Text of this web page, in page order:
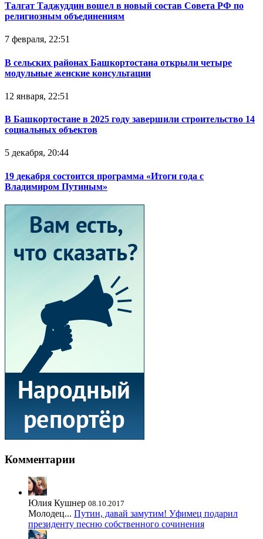
Талгат Таджуддин вошел в новый состав Совета РФ по
религиозным объединениям
7 февраля, 22:51
В сельских районах Башкортостана открыли четыре
модульные женские консультации
12 января, 22:51
В Башкортостане в 2025 году завершили строительство 14
социальных объектов
5 декабря, 20:44
19 декабря состоится программа «Итоги года с
Владимиром Путиным»
Комментарии
Юлия Кушнер 08.10.2017
Молодец... Путин, давай замутим! Уфимец подарил
президенту песню собственного сочинения